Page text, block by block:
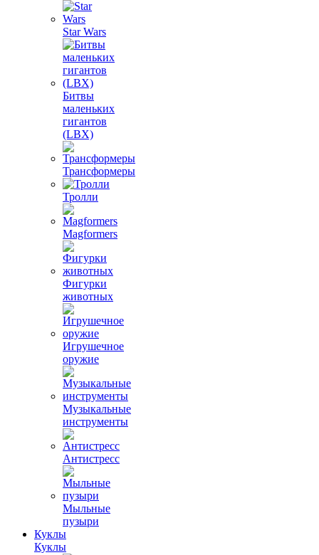
Star Wars
Битвы
маленьких
гигантов
(LBX)
Трансформеры
Тролли
Magformers
Фигурки
животных
Игрушечное
оружие
Музыкальные
инструменты
Антистресс
Мыльные
пузыри
Куклы
Куклы